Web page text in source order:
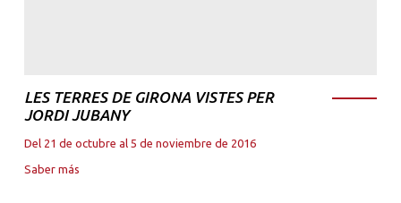
LES TERRES DE GIRONA VISTES PER
JORDI JUBANY
Del 21 de octubre al 5 de noviembre de 2016
Saber más